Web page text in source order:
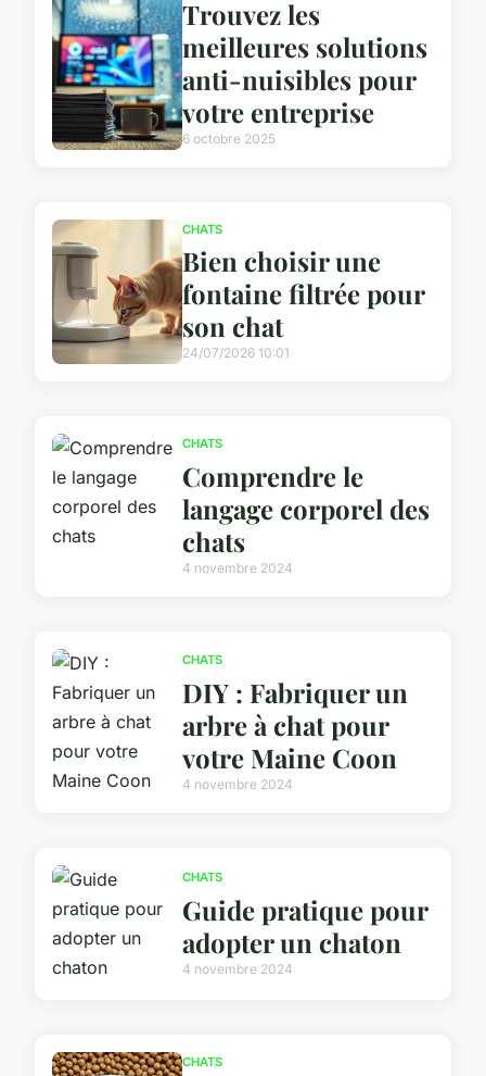
Trouvez les
meilleures solutions
anti-nuisibles pour
votre entreprise
6 octobre 2025
CHATS
Bien choisir une
fontaine filtrée pour
son chat
24/07/2026 10:01
CHATS
Comprendre le
langage corporel des
chats
4 novembre 2024
CHATS
DIY : Fabriquer un
arbre à chat pour
votre Maine Coon
4 novembre 2024
CHATS
Guide pratique pour
adopter un chaton
4 novembre 2024
CHATS